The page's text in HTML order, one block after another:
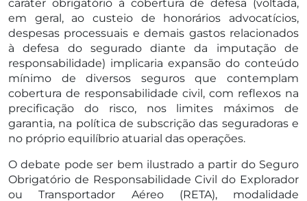
caráter obrigatório à cobertura de defesa (voltada,
em geral, ao custeio de honorários advocatícios,
despesas processuais e demais gastos relacionados
à defesa do segurado diante da imputação de
responsabilidade) implicaria expansão do conteúdo
mínimo de diversos seguros que contemplam
cobertura de responsabilidade civil, com reflexos na
precificação do risco, nos limites máximos de
garantia, na política de subscrição das seguradoras e
no próprio equilíbrio atuarial das operações.
O debate pode ser bem ilustrado a partir do Seguro
Obrigatório de Responsabilidade Civil do Explorador
ou Transportador Aéreo (RETA), modalidade